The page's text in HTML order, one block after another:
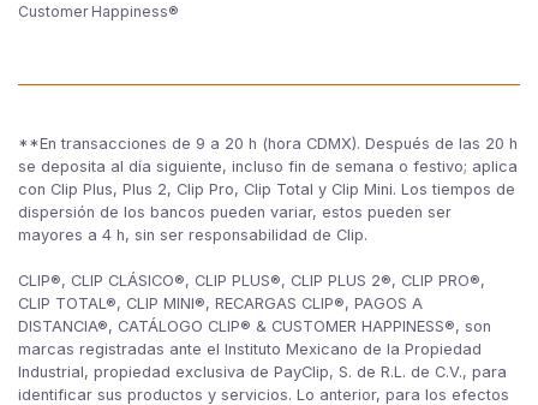
Customer Happiness®
**En transacciones de 9 a 20 h (hora CDMX). Después de las 20 h
se deposita al día siguiente, incluso fin de semana o festivo; aplica
con Clip Plus, Plus 2, Clip Pro, Clip Total y Clip Mini. Los tiempos de
dispersión de los bancos pueden variar, estos pueden ser
mayores a 4 h, sin ser responsabilidad de Clip.
CLIP®, CLIP CLÁSICO®, CLIP PLUS®, CLIP PLUS 2®, CLIP PRO®,
CLIP TOTAL®, CLIP MINI®, RECARGAS CLIP®, PAGOS A
DISTANCIA®, CATÁLOGO CLIP® & CUSTOMER HAPPINESS®, son
marcas registradas ante el Instituto Mexicano de la Propiedad
Industrial, propiedad exclusiva de PayClip, S. de R.L. de C.V., para
identificar sus productos y servicios. Lo anterior, para los efectos